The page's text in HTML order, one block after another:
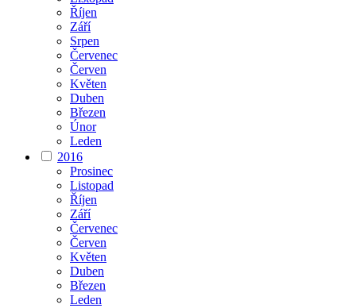
Říjen
Září
Srpen
Červenec
Červen
Květen
Duben
Březen
Únor
Leden
2016
Prosinec
Listopad
Říjen
Září
Červenec
Červen
Květen
Duben
Březen
Leden